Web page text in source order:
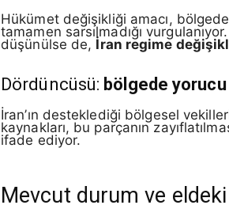
Hükümet değişikliği amacı,
tamamen sarsılmadığı
düşünülse de, İran regime
Dördüncüsü: bölgede
İran’ın desteklediği bölgesel
kaynakları, bu parçanın
ifade ediyor.
Mevcut durum ve